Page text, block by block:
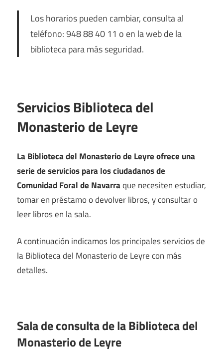
Los horarios pueden cambiar, consulta al
teléfono: 948 88 40 11 o en la web de la
biblioteca para más seguridad.
Servicios Biblioteca del
Monasterio de Leyre
La Biblioteca del Monasterio de Leyre ofrece una
serie de servicios para los ciudadanos de
Comunidad Foral de Navarraque necesiten estudiar,
tomar en préstamo o devolver libros, y consultar o
leer libros en la sala.
A continuación indicamos los principales servicios de
la Biblioteca del Monasterio de Leyre con más
detalles.
Sala de consulta de la Biblioteca del
Monasterio de Leyre